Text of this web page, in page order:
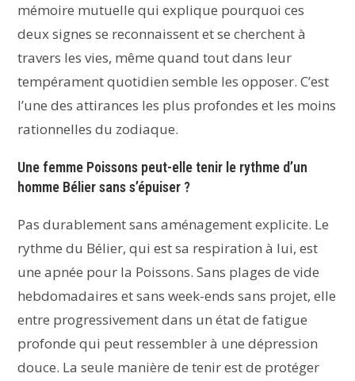
mémoire mutuelle qui explique pourquoi ces
deux signes se reconnaissent et se cherchent à
travers les vies, même quand tout dans leur
tempérament quotidien semble les opposer. C’est
l’une des attirances les plus profondes et les moins
rationnelles du zodiaque.
Une femme Poissons peut-elle tenir le rythme d’un
homme Bélier sans s’épuiser ?
Pas durablement sans aménagement explicite. Le
rythme du Bélier, qui est sa respiration à lui, est
une apnée pour la Poissons. Sans plages de vide
hebdomadaires et sans week-ends sans projet, elle
entre progressivement dans un état de fatigue
profonde qui peut ressembler à une dépression
douce. La seule manière de tenir est de protéger